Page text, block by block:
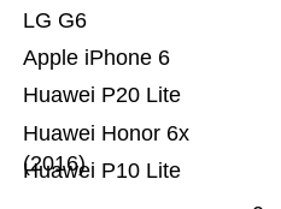
Huawei P10 Lite
Huawei Honor 6x
(2016)
Huawei P20 Lite
Apple iPhone 6
LG G6